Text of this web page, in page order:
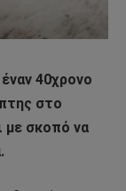
40χρονο
στο
με σκοπό να